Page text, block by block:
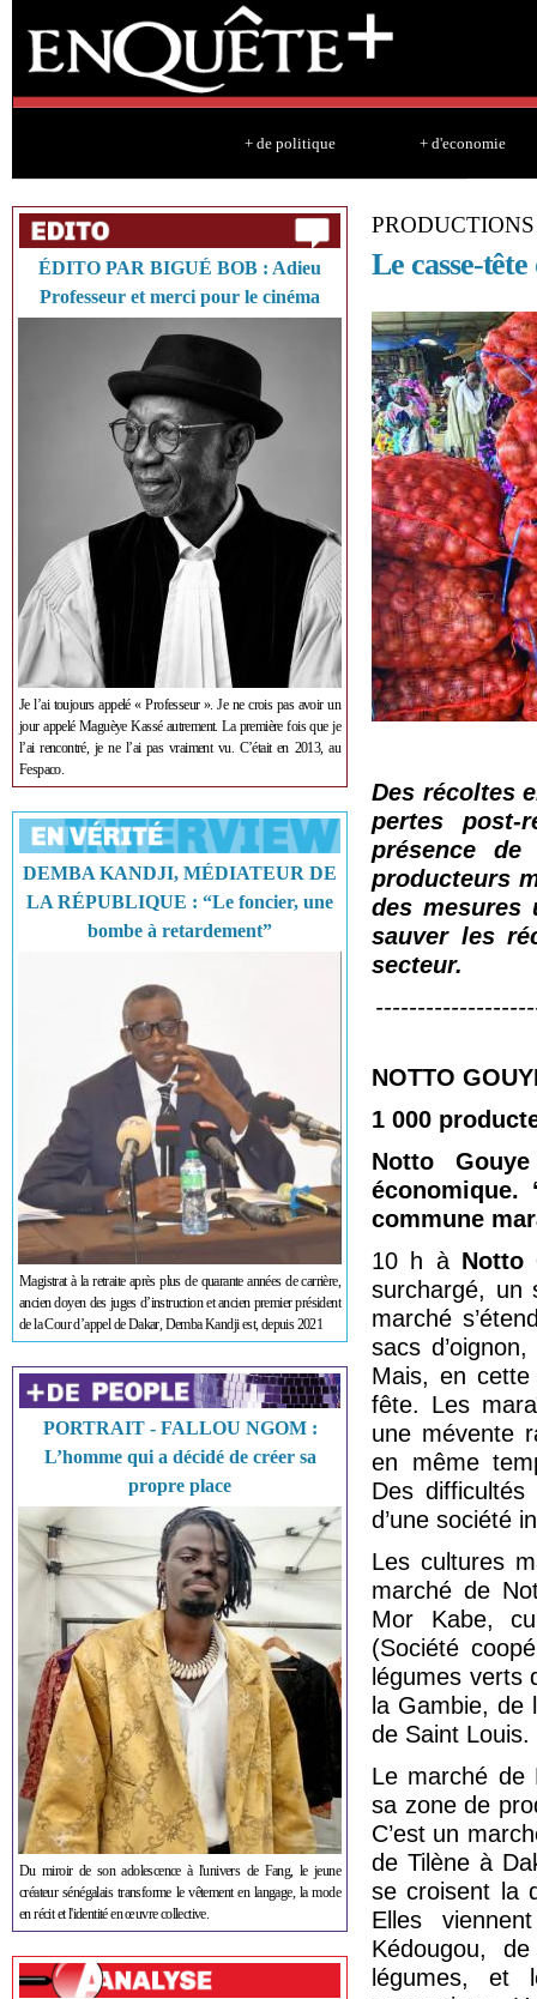
+ de politique + d'economie
ÉDITO PAR BIGUÉ BOB : Adieu
Professeur et merci pour le cinéma
Je l’ai toujours appelé « Professeur ». Je ne crois pas avoir un
jour appelé Maguèye Kassé autrement. La première fois que je
l’ai rencontré, je ne l’ai pas vraiment vu. C’était en 2013, au
Fespaco.
DEMBA KANDJI, MÉDIATEUR DE
LA RÉPUBLIQUE : “Le foncier, une
bombe à retardement”
Magistrat à la retraite après plus de quarante années de carrière,
ancien doyen des juges d’instruction et ancien premier président
de la Cour d’appel de Dakar, Demba Kandji est, depuis 2021
PORTRAIT - FALLOU NGOM :
L’homme qui a décidé de créer sa
propre place
Du miroir de son adolescence à l'univers de Fang, le jeune
créateur sénégalais transforme le vêtement en langage, la mode
en récit et l'identité en œuvre collective.
Le casse-
Des récoltes
pertes post-
présence de
producteurs
des mesures
sauver les
secteur.
NOTTO
1 000
Notto
économique.
commune
10 h àNotto
surchargé, un
marché
sacs
Mais, en
fête. Les
une mévente
en même
Des
d’une société
Les cultures
marché de
Mor Kabe,
(Société
légumes verts
la Gambie,
de Saint Louis.
Le marché de
sa zone de
C’est un
de Tilène à
se croisent la
Elles
Kédougou,
légumes, et